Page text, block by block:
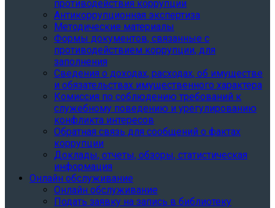
противодействия коррупции
Антикоррупционная экспертиза
Методические материалы
Формы документов, связанные с
противодействием коррупции, для
заполнения
Сведения о доходах, расходах, об имуществе
и обязательствах имущественного характера
Комиссия по соблюдению требований к
служебному поведению и урегулированию
конфликта интересов
Обратная связь для сообщений о фактах
коррупции
Доклады, отчеты, обзоры, статистическая
информация
Онлайн обслуживание
Онлайн обслуживание
Подать заявку на запись в библиотеку